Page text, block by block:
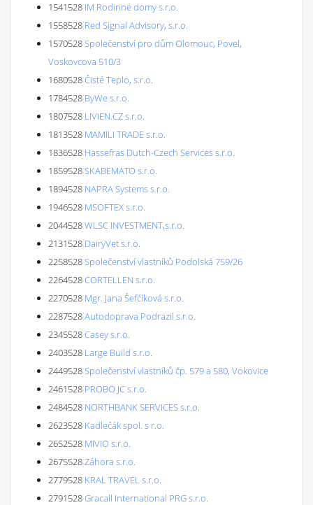
1541528 IM Rodinné domy s.r.o.
1558528 Red Signal Advisory, s.r.o.
1570528Společenství pro dům Olomouc, Povel,
Voskovcova 510/3
1680528Čisté Teplo, s.r.o.
1784528 ByWe s.r.o.
1807528 LIVIEN.CZ s.r.o.
1813528 MAMILI TRADE s.r.o.
1836528 Hassefras Dutch-Czech Services s.r.o.
1859528SKABEMATO s.r.o.
1894528 NAPRA Systems s.r.o.
1946528 MSOFTEX s.r.o.
2044528WLSC INVESTMENT,s.r.o.
2131528 DairyVet s.r.o.
2258528Společenství vlastníků Podolská 759/26
2264528CORTELLEN s.r.o.
2270528 Mgr. Jana Šefčíková s.r.o.
2287528Autodoprava Podrazil s.r.o.
2345528Casey s.r.o.
2403528 Large Build s.r.o.
2449528Společenství vlastníků čp. 579 a 580, Vokovice
2461528 PROBO JC s.r.o.
2484528 NORTHBANK SERVICES s.r.o.
2623528 Kadlečák spol. s r.o.
2652528 MIVIO s.r.o.
2675528Záhora s.r.o.
2779528 KRAL TRAVEL s.r.o.
2791528Gracall International PRG s.r.o.